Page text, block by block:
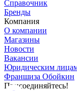
Справочник
Бренды
Компания
О компании
Магазины
Новости
Вакансии
Юридическим
Франшиза Обойкин
Присоединяйтесь!